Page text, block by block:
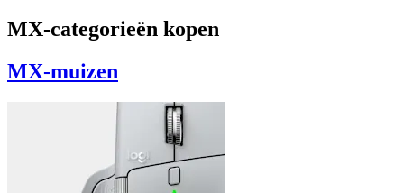
MX-categorieën kopen
MX-muizen